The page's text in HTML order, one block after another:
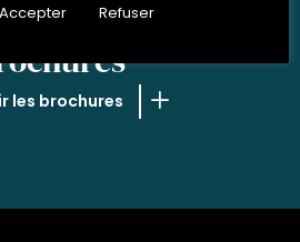
NOS
les brochures
Accepter Refuser